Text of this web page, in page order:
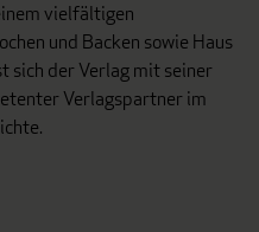
vielfältigen
und Backen sowie Haus
sich der Verlag mit seiner
Verlagspartner im